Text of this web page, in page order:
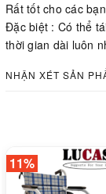
Rất tốt cho các
Đặc biệt : Có thể
thời gian dài luôn
NHẬN XÉT SẢN
11%